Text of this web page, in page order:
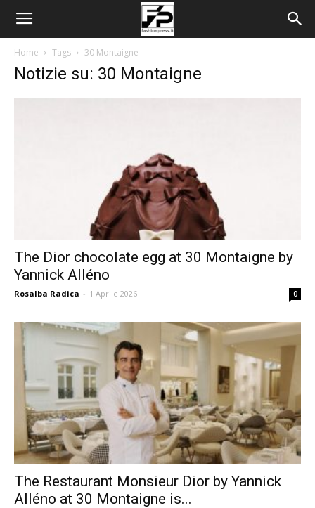
Home Tags 30 Montaigne
Notizie su: 30 Montaigne
The Dior chocolate egg at 30 Montaigne by
Yannick Alléno
Rosalba Radica - 1 Aprile 2026 0
The Restaurant Monsieur Dior by Yannick
Alléno at 30 Montaigne is...